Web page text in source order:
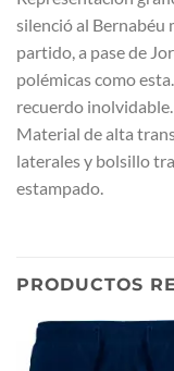
silenció al Bernabéu
partido, a pase de
polémicas como
recuerdo
Material de alta
laterales y bolsillo
estampado.
PRODUCTOS